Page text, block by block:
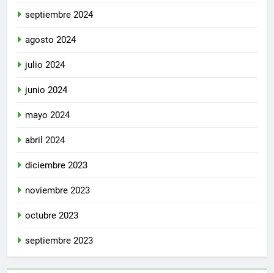
septiembre 2024
agosto 2024
julio 2024
junio 2024
mayo 2024
abril 2024
diciembre 2023
noviembre 2023
octubre 2023
septiembre 2023